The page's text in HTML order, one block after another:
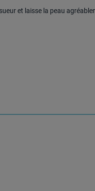
et laisse la peau